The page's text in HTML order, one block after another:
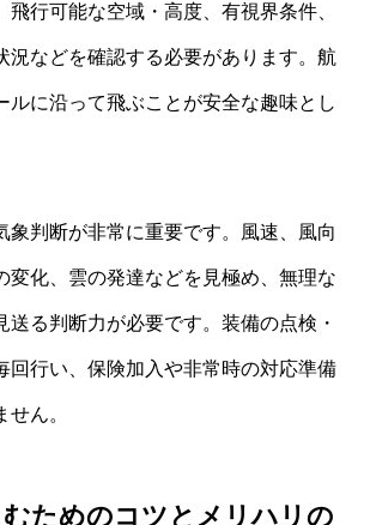
飛行可能な空域・高度、有視界条件、
況などを確認する必要があります。航
ルに沿って飛ぶことが安全な趣味とし
象判断が非常に重要です。風速、風向
変化、雲の発達などを見極め、無理な
送る判断力が必要です。装備の点検・
回行い、保険加入や非常時の対応準備
せん。
ためのコツとメリハリの